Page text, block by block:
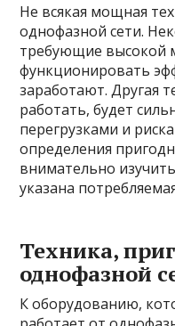
Не всякая мощная
однофазной сети.
требующие высокой
функционировать
заработают. Другая
работать, будет
перегрузками и
определения
внимательно
указана
Техника,
однофазной
К оборудованию,